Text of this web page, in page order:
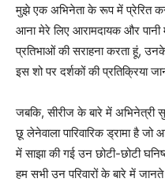
मुझे एक अभिनेता के रूप में प्रेरित
आना मेरे लिए आरामदायक और
प्रतिभाओं की सराहना करता हूं,
इस शो पर दर्शकों की प्रतिक्रिया
जबकि, सीरीज के बारे में अभिनेत्री
छू लेनेवाला पारिवारिक ड्रामा है
में साझा की गई उन छोटी-छोटी
हम सभी उन परिवारों के बारे में